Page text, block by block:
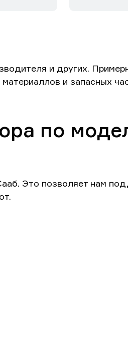
и других.
и запасных
по
Это позволяет нам